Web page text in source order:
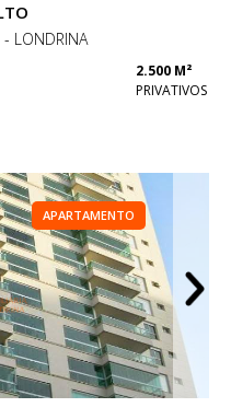
LONDRINA
2.500 M²
PRIVATIVOS
APARTAMENTO